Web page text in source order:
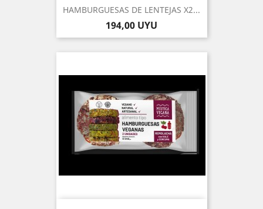
HAMBURGUESAS DE LENTEJAS X2...
Precio
194,00 UYU